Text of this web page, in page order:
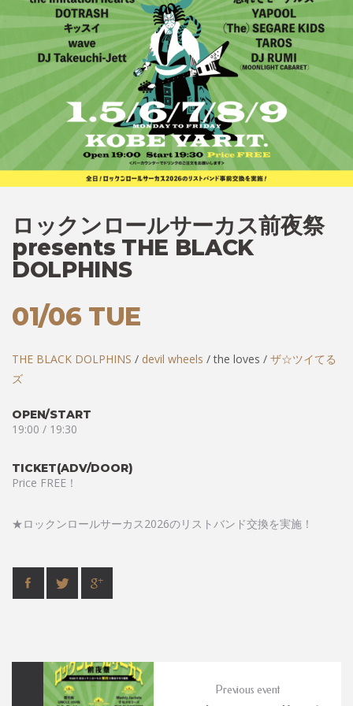
ロックンロールサーカス前夜祭
presents THE BLACK
DOLPHINS
01/06 TUE
THE BLACK DOLPHINS / devil wheels / the loves / ザ☆ツイてる
ズ
OPEN/START
19:00 / 19:30
TICKET(ADV/DOOR)
Price FREE！
★ロックンロールサーカス2026のリストバンド交換を実施！
Previous event